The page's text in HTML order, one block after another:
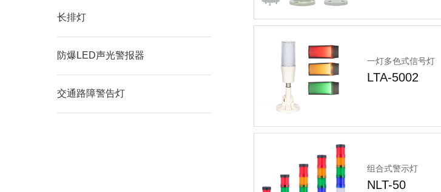
长排灯
防爆LED声光警报器
交通路障警告灯
一灯多色式信号灯
LTA-5002
组合式警示灯
NLT-50